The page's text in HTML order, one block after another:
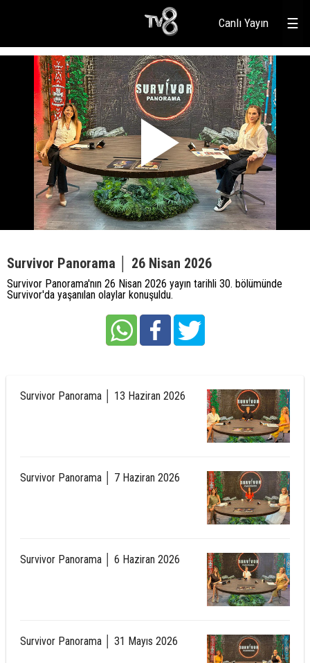
☰
Canlı Yayın
Survivor Panorama │ 26 Nisan 2026
Survivor Panorama'nın 26 Nisan 2026 yayın tarihli 30. bölümünde
Survivor'da yaşanılan olaylar konuşuldu.
Survivor Panorama │ 13 Haziran 2026
Survivor Panorama │ 7 Haziran 2026
Survivor Panorama │ 6 Haziran 2026
Survivor Panorama │ 31 Mayıs 2026